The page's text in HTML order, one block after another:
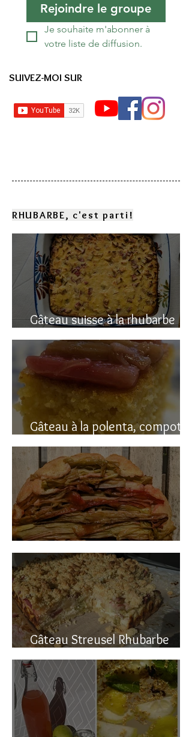
Rejoindre le groupe
Je souhaite m'abonner à
votre liste de diffusion.
SUIVEZ-MOI SUR
RHUBARBE, c'est parti!
Gâteau suisse à la rhubarbe
(avec polenta)
Gâteau à la polenta, compotée
de rhubarbe (sans gluten)
Gâteau renversé à la rhubarbe
Gâteau Streusel Rhubarbe
Pomme, facile et hyper bon!